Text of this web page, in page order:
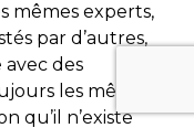
mêmes experts,
par d’autres,
avec des
les mêmes
qu’il n’existe